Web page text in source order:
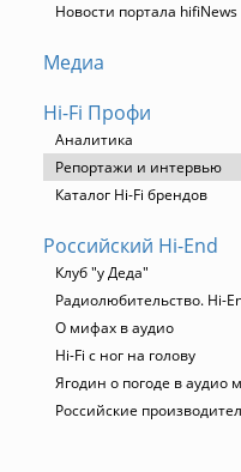
Новости портала hifiNews
Медиа
Hi-Fi Профи
Аналитика
Репортажи и интервью
Каталог Hi-Fi брендов
Российский Hi-End
Клуб "у Деда"
Радиолюбительство. Hi-
О мифах в аудио
Hi-Fi с ног на голову
Ягодин о погоде в аудио
Российские